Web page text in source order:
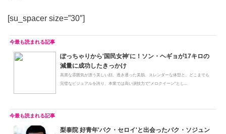
[su_spacer size=”30″]
ぽっちゃりから'国民女神'に！ソン・ヘギョが17キロの
減量に成功したきっかけ
高貴な雰囲気が漂う美しい顔、透き通った美肌、スレンダーな体型と、どこまでも
完璧なビジュアルを誇り、本業では高い演技力で"メロクイーン"とし...
梨泰院 好青年'パク・セロイ'と出会ったパク・ソジュン